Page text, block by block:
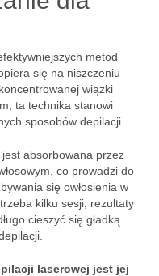
metod
się na niszczeniu
wiązki
ta technika stanowi
sposobów depilacji.
absorbowana przez
co prowadzi do
się owłosienia w
kilku sesji, rezultaty
cieszyć się gładką
laserowej jest jej